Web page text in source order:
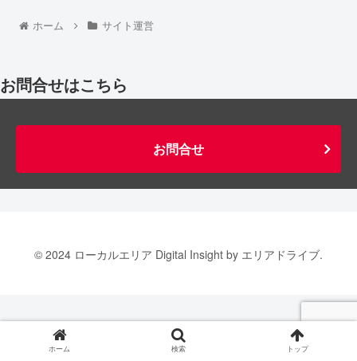
ホーム サイト運営
お問合せはこちら
お問合せ
© 2024 ローカルエリア Digital Insight by エリアドライブ.
ホーム 検索 トップ